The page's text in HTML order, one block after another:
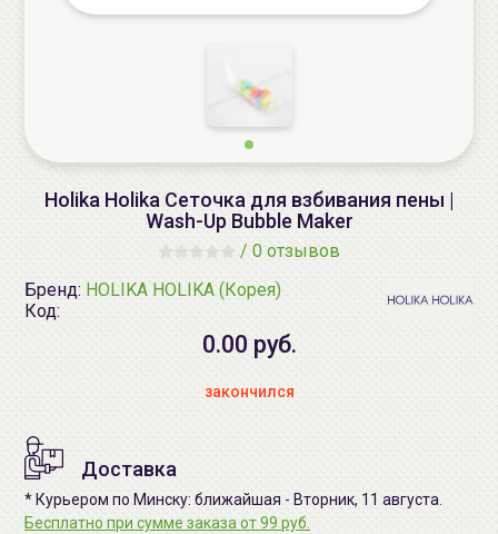
Holika Holika Сеточка для взбивания пены |
Wash-Up Bubble Maker
/ 0 отзывов
Бренд: HOLIKA HOLIKA (Корея)
Код:
0.00 руб.
закончился
Доставка
* Курьером по Минску: ближайшая - Вторник, 11 августа.
Бесплатно при сумме заказа от 99 руб.